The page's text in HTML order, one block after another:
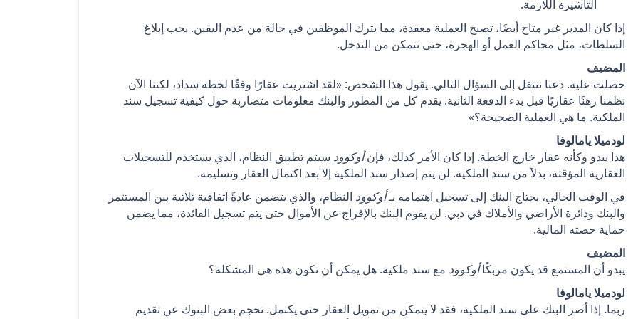
التأشيرة اللازمة.
إذا كان المدير غير متاح أيضًا، تصبح العملية معقدة، مما يترك الموظفين في حالة من عدم اليقين. يجب إبلاغ
السلطات، مثل محاكم العمل أو الهجرة، حتى تتمكن من التدخل.
المضيف
حصلت عليه. دعنا ننتقل إلى السؤال التالي. يقول هذا الشخص: «لقد اشتريت عقارًا وفقًا لخطة سداد، لكننا الآن
نظمنا رهنًا عقاريًا قبل بدء الدفعة الثانية. يقدم كل من المطور والبنك معلومات متضاربة حول كيفية تسجيل سند
الملكية. ما هي العملية الصحيحة؟»
لودميلا يامالوفا
هذا يبدو وكأنه عقار خارج الخطة. إذا كان الأمر كذلك، فإنأوكوود سيتم تطبيق النظام، الذي يستخدم للتسجيلات
العقارية المؤقتة، بدلاً من سند الملكية. لن يتم إصدار سند الملكية إلا بعد اكتمال العقار وتسليمه.
في الوقت الحالي، يحتاج البنك إلى تسجيل اهتمامه بـأوكوود النظام، والذي يتضمن عادةً اتفاقية ثلاثية بين المستثمر
والبنك ودائرة الأراضي والأملاك في دبي. لن يقوم البنك بالإفراج عن الأموال حتى يتم تسجيل الفائدة، مما يضمن
حماية حصته المالية.
المضيف
يبدو أن المستمع قد يكون مربكًاأوكوود مع سند ملكية. هل يمكن أن تكون هذه هي المشكلة؟
لودميلا يامالوفا
ربما. إذا أصر البنك على سند الملكية، فقد لا يتمكن من تمويل العقار حتى يكتمل. تحجم بعض البنوك عن تقديم